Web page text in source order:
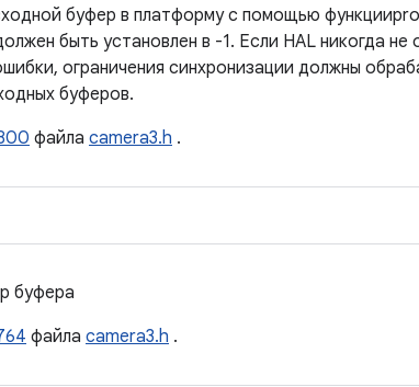
буфер в платформу с помощью
быть установлен в -1. Если HAL никогда не
ограничения синхронизации должны
буферов.
файла camera3.h .
буфера
файла camera3.h .